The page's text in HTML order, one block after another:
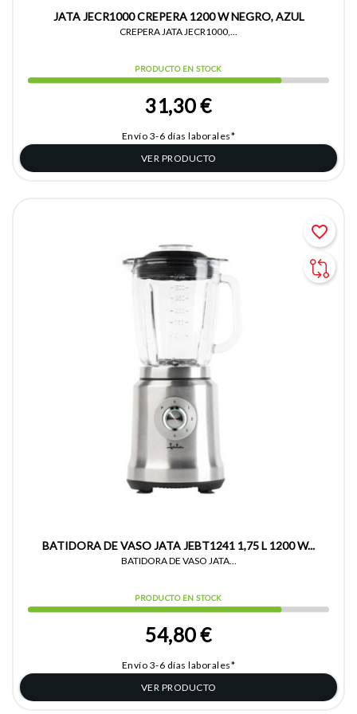
JATA JECR1000 CREPERA 1200 W NEGRO, AZUL
CREPERA JATA JECR1000,...
PRODUCTO EN STOCK
31,30 €
Envío 3-6 días laborales*
VER PRODUCTO
BATIDORA DE VASO JATA JEBT1241 1,75 L 1200 W...
BATIDORA DE VASO JATA...
PRODUCTO EN STOCK
54,80 €
Envío 3-6 días laborales*
VER PRODUCTO
favorite_border